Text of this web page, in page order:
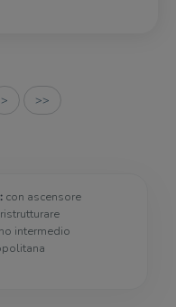
> >>
con ascensore
intermedio